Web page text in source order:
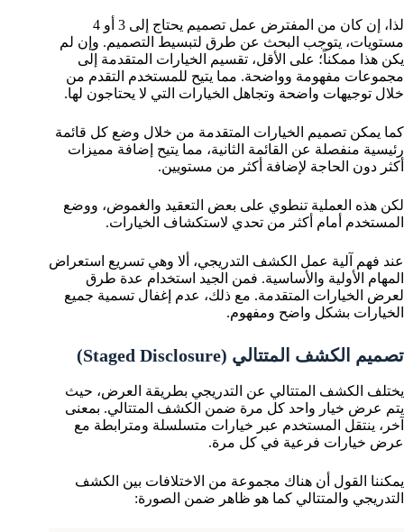
لذا، إن كان من المفترض عمل تصميم يحتاج إلى 3 أو 4
مستويات، يتوجب البحث عن طرق لتبسيط التصميم. وإن لم
يكن هذا ممكناً؛ على الأقل، تقسيم الخيارات المتقدمة إلى
مجموعات مفهومة وواضحة. مما يتيح للمستخدم التقدم من
خلال توجيهات واضحة وتجاهل الخيارات التي لا يحتاجون لها.
كما يمكن تصميم الخيارات المتقدمة من خلال وضع كل قائمة
رئيسية منفصلة عن القائمة الثانية، مما يتيح إضافة مميزات
أكثر دون الحاجة لإضافة أكثر من مستويين.
لكن هذه العملية تنطوي على بعض التعقيد والغموض، ووضع
المستخدم أمام أكثر من تحدي لاستكشاف الخيارات.
عند فهم آلية عمل الكشف التدريجي، ألا وهي تسريع استعراض
المهام الأولية والأساسية. فمن الجيد استخدام عدة طرق
لعرض الخيارات المتقدمة. مع ذلك، عدم إغفال تسمية جميع
الخيارات بشكل واضح ومفهوم.
تصميم الكشف المتتالي (Staged Disclosure)
يختلف الكشف المتتالي عن التدريجي بطريقة العرض، حيث
يتم عرض خيار واحد كل مرة ضمن الكشف المتتالي. بمعنى
آخر، ينتقل المستخدم عبر خيارات متسلسلة ومترابطة مع
عرض خيارات فرعية في كل مرة.
يمكننا القول أن هناك مجموعة من الاختلافات بين الكشف
التدريجي والمتتالي كما هو ظاهر ضمن الصورة: